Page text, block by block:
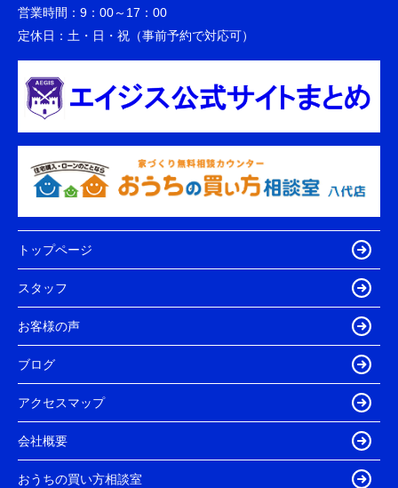
営業時間： 9：00～17：00
定休日： 土・日・祝（事前予約で対応可）
トップページ
スタッフ
お客様の声
ブログ
アクセスマップ
会社概要
おうちの買い方相談室